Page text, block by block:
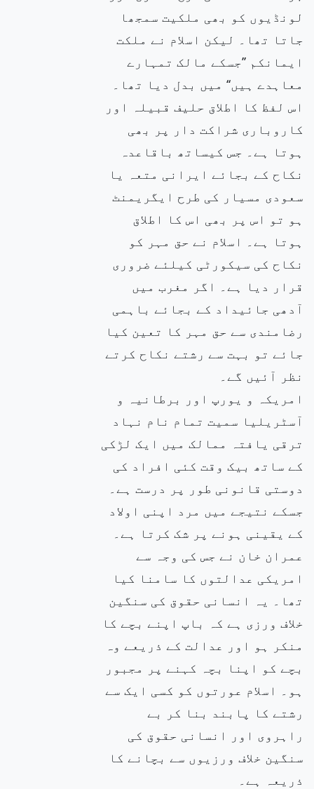
لونڈیوں کو بھی ملکیت سمجھا
جاتا تھا۔ لیکن اسلام نے ملکت
ایمانکم ’’جسکے مالک تمہارے
معاہدے ہیں‘‘ میں بدل دیا تھا۔
اس لفظ کا اطلاق حلیف قبیلہ اور
کاروباری شراکت دار پر بھی
ہوتا ہے۔ جس کیساتھ باقاعدہ
نکاح کے بجائے ایرانی متعہ یا
سعودی مسیار کی طرح ایگریمنٹ
ہو تو اس پر بھی اس کا اطلاق
ہوتا ہے۔ اسلام نے حق مہر کو
نکاح کی سیکورٹی کیلئے ضروری
قرار دیا ہے۔ اگر مغرب میں
آدھی جائیداد کے بجائے باہمی
رضامندی سے حق مہر کا تعین کیا
جائے تو بہت سے رشتے نکاح کرتے
نظر آئیں گے۔
امریکہ و یورپ اور برطانیہ و
آسٹریلیا سمیت تمام نام نہاد
ترقی یافتہ ممالک میں ایک لڑکی
کے ساتھ بیک وقت کئی افراد کی
دوستی قانونی طور پر درست ہے۔
جسکے نتیجے میں مرد اپنی اولاد
کے یقینی ہونے پر شک کرتا ہے۔
عمران خان نے جس کی وجہ سے
امریکی عدالتوں کا سامنا کیا
تھا۔ یہ انسانی حقوق کی سنگین
خلاف ورزی ہے کہ باپ اپنے بچے کا
منکر ہو اور عدالت کے ذریعے وہ
بچے کو اپنا بچہ کہنے پر مجبور
ہو۔ اسلام عورتوں کو کسی ایک سے
رشتے کا پابند بنا کر بے
راہروی اور انسانی حقوق کی
سنگین خلاف ورزیوں سے بچانے کا
ذریعہ ہے۔